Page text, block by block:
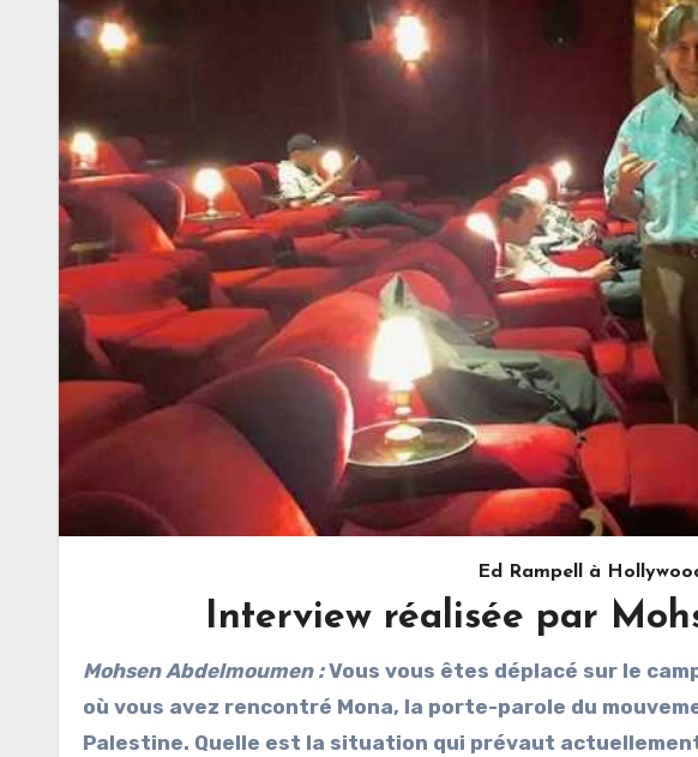
Ed Rampell à
Interview réalisée par
Mohsen Abdelmoumen :Vous vous êtes déplacé sur le
où vous avez rencontré Mona, la porte-parole du
Palestine. Quelle est la situation qui prévaut actuellement